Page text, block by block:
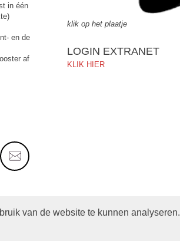
van de website te kunnen analyseren.
in één
en de
af
klik op het plaatje
LOGIN EXTRANET
KLIK HIER